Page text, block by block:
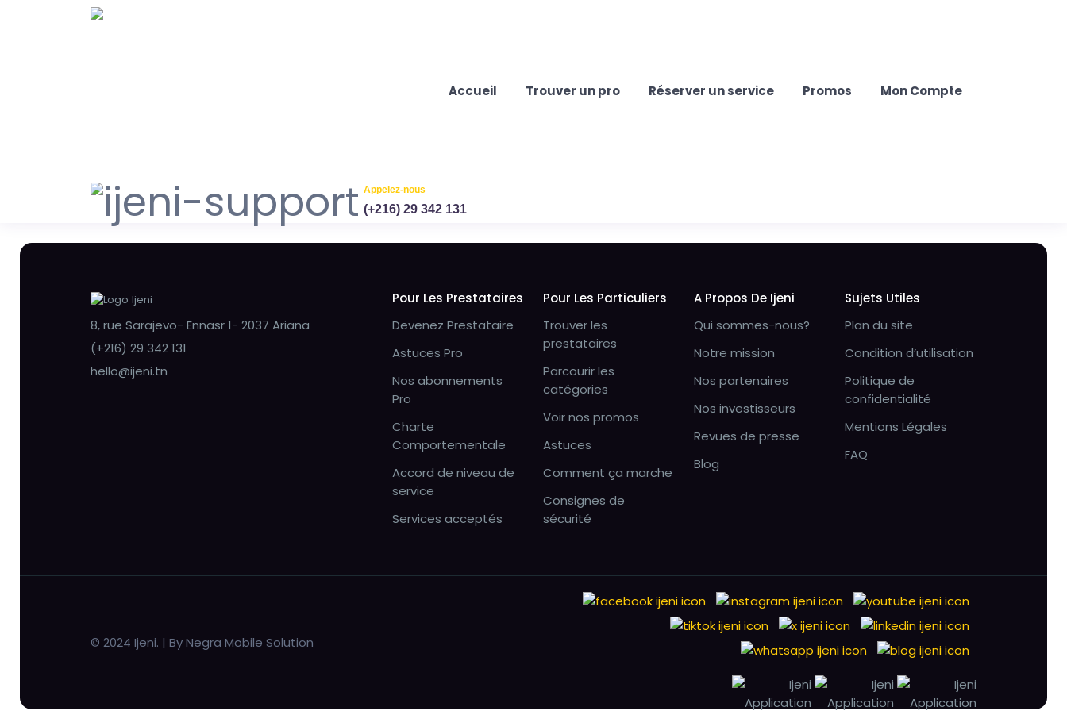
Accueil Trouver un pro Réserver un service Promos Mon Compte
Appelez-nous
(+216) 29 342 131
8, rue Sarajevo- Ennasr 1- 2037 Ariana
(+216) 29 342 131
hello@ijeni.tn
Pour Les Prestataires
Devenez Prestataire
Astuces Pro
Nos abonnements
Pro
Charte
Comportementale
Accord de niveau de
service
Services acceptés
Pour Les Particuliers
Trouver les
prestataires
Parcourir les
catégories
Voir nos promos
Astuces
Comment ça marche
Consignes de
sécurité
A Propos De Ijeni
Qui sommes-nous?
Notre mission
Nos partenaires
Nos investisseurs
Revues de presse
Blog
Sujets Utiles
Plan du site
Condition d’utilisation
Politique de
confidentialité
Mentions Légales
FAQ
© 2024 Ijeni. | By Negra Mobile Solution